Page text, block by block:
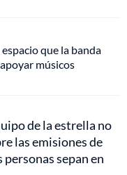
que la banda
músicos
de la estrella no
las emisiones de
sepan en